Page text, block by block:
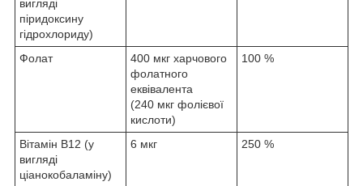
вигляді
піридоксину
гідрохлориду)
Фолат
400 мкг харчового
фолатного
еквівалента
(240 мкг фолієвої
кислоти)
100 %
Вітамін B12 (у
вигляді
ціанокобаламіну)
6 мкг 250 %